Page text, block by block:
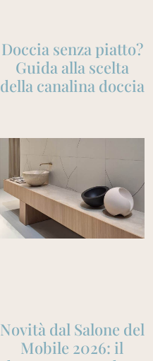
Doccia senza piatto?
Guida alla scelta
della canalina doccia
Novità dal Salone del
Mobile 2026: il